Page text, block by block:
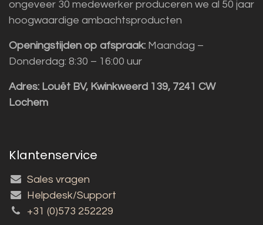
ongeveer 30 medewerker produceren we al 50 jaar
hoogwaardige ambachtsproducten
Openingstijden op afspraak: Maandag –
Donderdag: 8:30 – 16:00 uur
Adres: Louët BV, Kwinkweerd 139, 7241 CW
Lochem
Klantenservice
Sales vragen
Helpdesk/Support
+31 (0)573 252229